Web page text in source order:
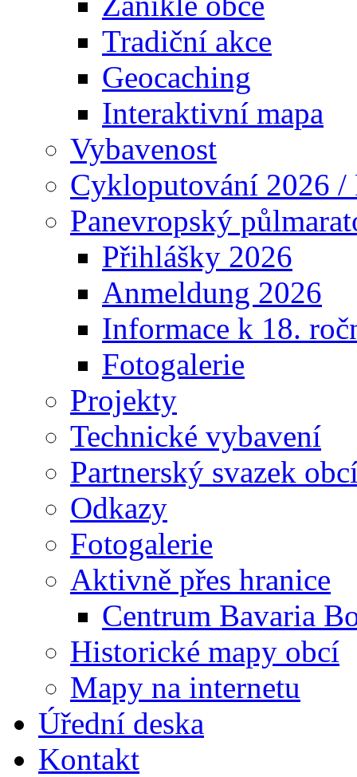
Tradiční akce
Geocaching
Interaktivní mapa
Vybavenost
Cykloputování 2026 /
Panevropský
Přihlášky 2026
Anmeldung 2026
Informace k 18.
Fotogalerie
Projekty
Technické vybavení
Partnerský svazek
Odkazy
Fotogalerie
Aktivně přes hranice
Centrum Bavaria
Historické mapy obcí
Mapy na internetu
Úřední deska
Kontakt